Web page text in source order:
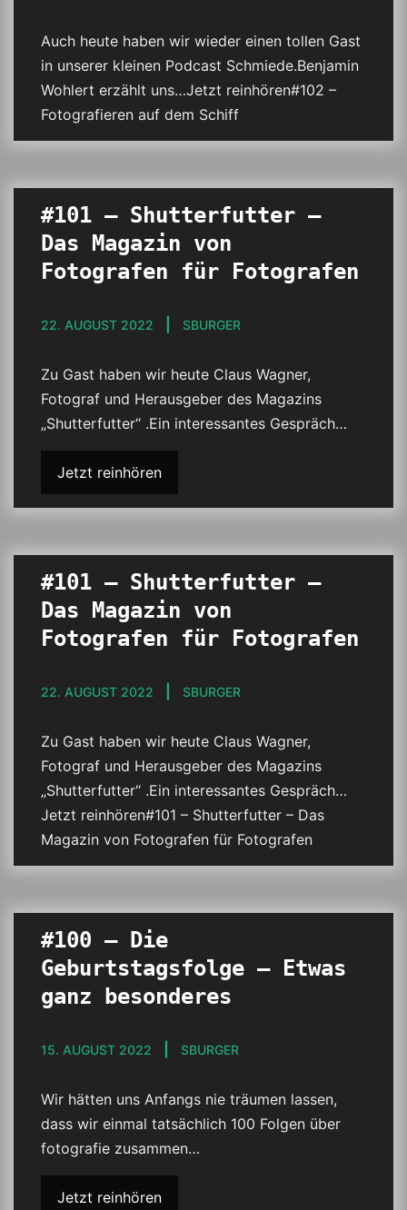
Auch heute haben wir wieder einen tollen Gast
in unserer kleinen Podcast Schmiede.Benjamin
Wohlert erzählt uns…Jetzt reinhören#102 –
Fotografieren auf dem Schiff
#101 – Shutterfutter –
Das Magazin von
Fotografen für Fotografen
22. AUGUST 2022 SBURGER
Zu Gast haben wir heute Claus Wagner,
Fotograf und Herausgeber des Magazins
„Shutterfutter“ .Ein interessantes Gespräch…
Jetzt reinhören
#101 – Shutterfutter –
Das Magazin von
Fotografen für Fotografen
22. AUGUST 2022 SBURGER
Zu Gast haben wir heute Claus Wagner,
Fotograf und Herausgeber des Magazins
„Shutterfutter“ .Ein interessantes Gespräch…
Jetzt reinhören#101 – Shutterfutter – Das
Magazin von Fotografen für Fotografen
#100 – Die
Geburtstagsfolge – Etwas
ganz besonderes
15. AUGUST 2022 SBURGER
Wir hätten uns Anfangs nie träumen lassen,
dass wir einmal tatsächlich 100 Folgen über
fotografie zusammen…
Jetzt reinhören